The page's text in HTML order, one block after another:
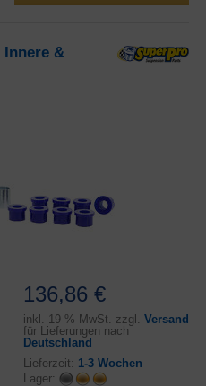
Innere &
136,86 €
inkl. 19 % MwSt. zzgl. Versand
für Lieferungen nach
Deutschland
Lieferzeit: 1-3 Wochen
Lager: